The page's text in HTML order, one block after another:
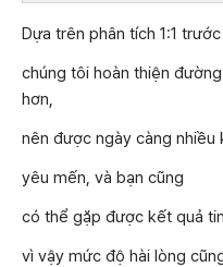
Dựa trên phân tích 1:1
chúng tôi hoàn thiện
hơn,
nên được ngày càng nhiều
yêu mến, và bạn cũng
có thể gặp được kết quả
vì vậy mức độ hài lòng